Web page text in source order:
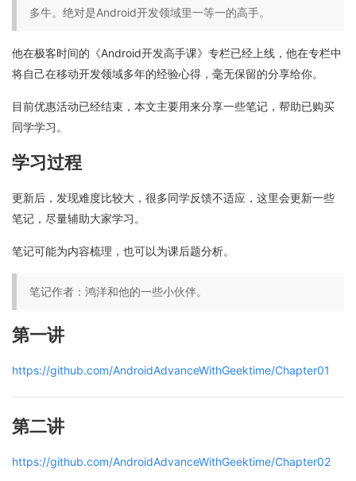
多牛。绝对是Android开发领域里一等一的高手。
他在极客时间的《Android开发高手课》专栏已经上线，他在专栏中
将自己在移动开发领域多年的经验心得，毫无保留的分享给你。
目前优惠活动已经结束，本文主要用来分享一些笔记，帮助已购买
同学学习。
学习过程
更新后，发现难度比较大，很多同学反馈不适应，这里会更新一些
笔记，尽量辅助大家学习。
笔记可能为内容梳理，也可以为课后题分析。
笔记作者：鸿洋和他的一些小伙伴。
第一讲
https://github.com/AndroidAdvanceWithGeektime/Chapter01
第二讲
https://github.com/AndroidAdvanceWithGeektime/Chapter02